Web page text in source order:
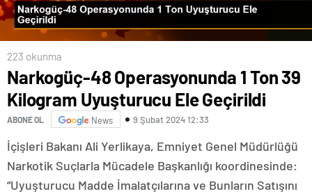
223 okunma
Narkogüç-48 Operasyonunda 1 Ton 39
Kilogram Uyuşturucu Ele Geçirildi
ABONE OL News 9 Şubat 2024 12:33
İçişleri Bakanı Ali Yerlikaya, Emniyet Genel Müdürlüğü
Narkotik Suçlarla Mücadele Başkanlığı koordinesinde:
“Uyuşturucu Madde İmalatçılarına ve Bunların Satışını